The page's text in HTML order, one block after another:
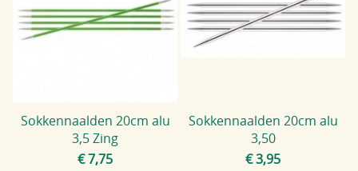
Sokkennaalden 20cm alu
3,5 Zing
€ 7,75
Sokkennaalden 20cm alu
3,50
€ 3,95